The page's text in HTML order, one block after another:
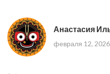
Анастасия
февраля 12,